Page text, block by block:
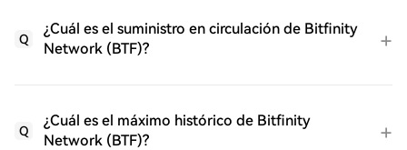
Q
¿Cuál es el suministro en circulación de Bitfinity
Network (BTF)?
Q
¿Cuál es el máximo histórico de Bitfinity
Network (BTF)?